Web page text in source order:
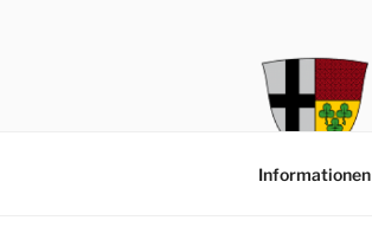
Informationen